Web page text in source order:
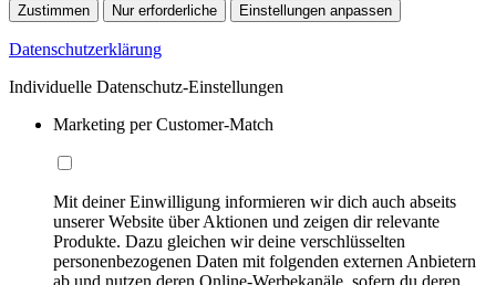
Zustimmen Nur erforderliche Einstellungen anpassen
Datenschutzerklärung
Individuelle Datenschutz-Einstellungen
Marketing per Customer-Match
Mit deiner Einwilligung informieren wir dich auch abseits
unserer Website über Aktionen und zeigen dir relevante
Produkte. Dazu gleichen wir deine verschlüsselten
personenbezogenen Daten mit folgenden externen Anbietern
ab und nutzen deren Online-Werbekanäle, sofern du deren